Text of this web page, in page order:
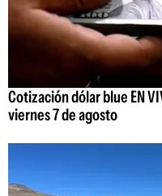
Cotización dólar blue EN
viernes 7 de agosto